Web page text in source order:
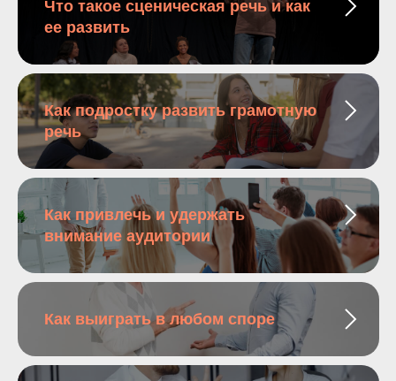
Что такое сценическая речь и как
ее развить
Как подростку развить грамотную
речь
Как привлечь и удержать
внимание аудитории
Как выиграть в любом споре